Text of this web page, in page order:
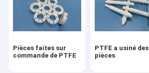
Pièces usinées en nylon
Plastiques micro de moule
Pièces faites sur
commande de PTFE
PTFE a usiné des
pièces